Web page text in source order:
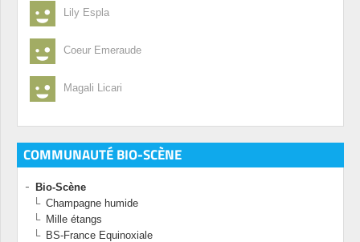
Lily Espla
Coeur Emeraude
Magali Licari
COMMUNAUTÉ BIO-SCÈNE
Bio-Scène
Champagne humide
Mille étangs
BS-France Equinoxiale